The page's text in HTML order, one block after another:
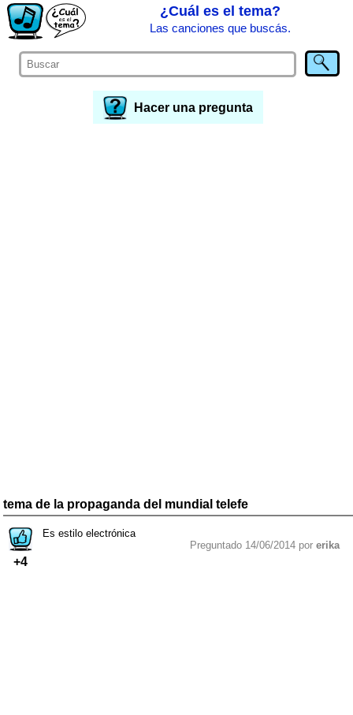
¿Cuál es el tema?
Las canciones que buscás.
Hacer una pregunta
tema de la propaganda del mundial telefe
+4
Es estilo electrónica
Preguntado 14/06/2014 por erika